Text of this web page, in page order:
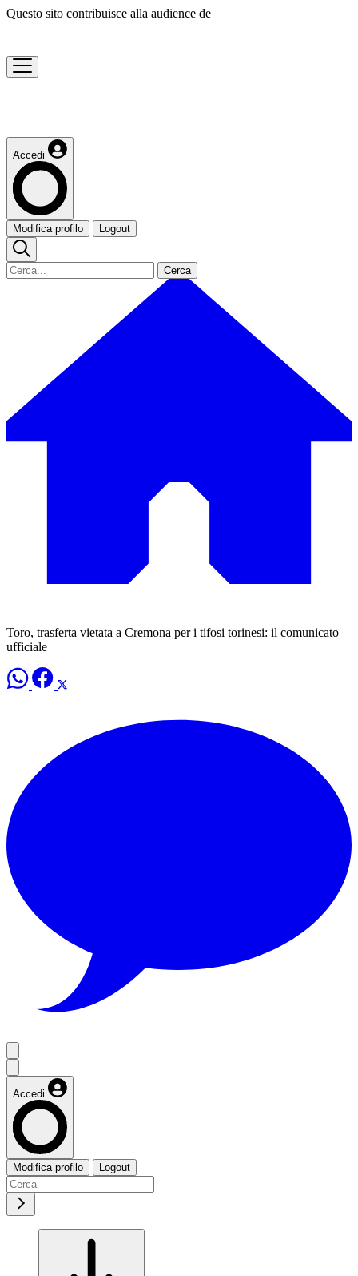
Questo sito contribuisce alla audience de
Accedi
Modifica profilo Logout
Cerca
Toro, trasferta vietata a Cremona per i tifosi torinesi: il comunicato
ufficiale
Accedi
Modifica profilo Logout